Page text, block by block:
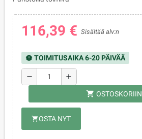
116,39 € Sisältää alv:n
new_releases TOIMITUSAIKA 6-20 PÄIVÄÄ
remove add
shopping_cart OSTOSKORIIN
shopping_cartOSTA NYT